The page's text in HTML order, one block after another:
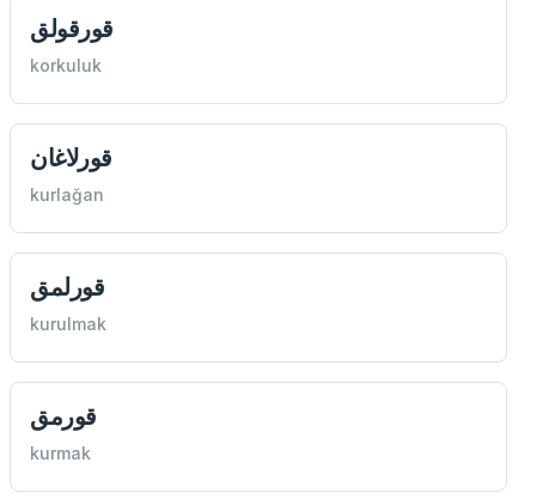
قورقولق
korkuluk
قورلاغان
kurlağan
قورلمق
kurulmak
قورمق
kurmak